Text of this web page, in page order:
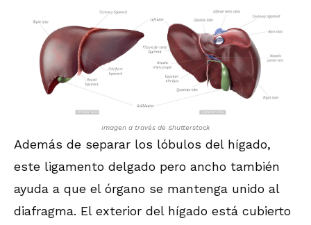
Imagen a través de Shutterstock
Además de separar los lóbulos del hígado,
este ligamento delgado pero ancho también
ayuda a que el órgano se mantenga unido al
diafragma. El exterior del hígado está cubierto